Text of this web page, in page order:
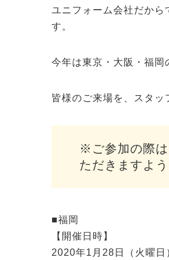
ユニフォーム会社だから
す。
今年は東京・大阪・福岡
皆様のご来場を、スタッ
※ご参加の際
ただきますよ
■福岡
【開催日時】
2020年1月28日（火曜日